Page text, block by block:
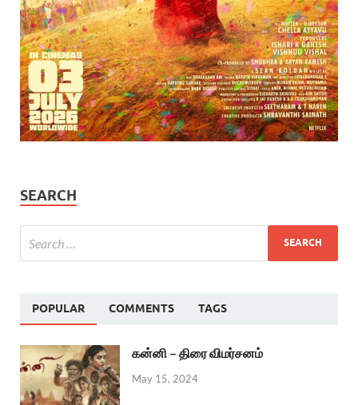
SEARCH
POPULAR COMMENTS TAGS
கன்னி – திரை விமர்சனம்
May 15, 2024